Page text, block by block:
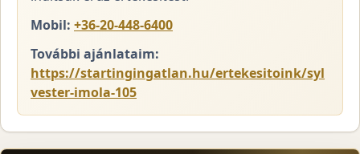
Mobil: +36-20-448-6400
További ajánlataim:
https://startingingatlan.hu/ertekesitoink/syl
vester-imola-105